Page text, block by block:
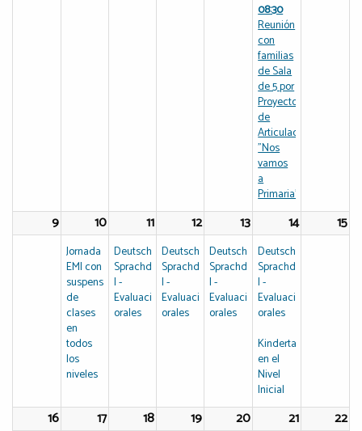
08:30
Reunión
con
familias
de Sala
de 5 por
Proyecto
de
Articulación
"Nos
vamos
a
Primaria"
9 10 11 12 13 14 15
Jornada
EMI con
suspensión
de
clases
en
todos
los
niveles
Deutsches
Sprachdiplom
I -
Evaluaciones
orales
Deutsches
Sprachdiplom
I -
Evaluaciones
orales
Deutsches
Sprachdiplom
I -
Evaluaciones
orales
Deutsches
Sprachdiplom
I -
Evaluaciones
orales
Kindertag
en el
Nivel
Inicial
16 17 18 19 20 21 22